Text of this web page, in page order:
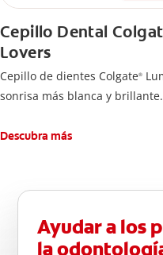
Cepillo Dental
Lovers
Cepillo de dientes Colgate®
sonrisa más blanca y brillante.
Descubra más
Ayudar a los
la